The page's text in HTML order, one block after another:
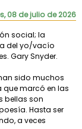
08 de julio de 2026
social; la
del yo/vacío
Gary Snyder.
sido muchos
que marcó en las
bellas son
Hasta ser
a veces